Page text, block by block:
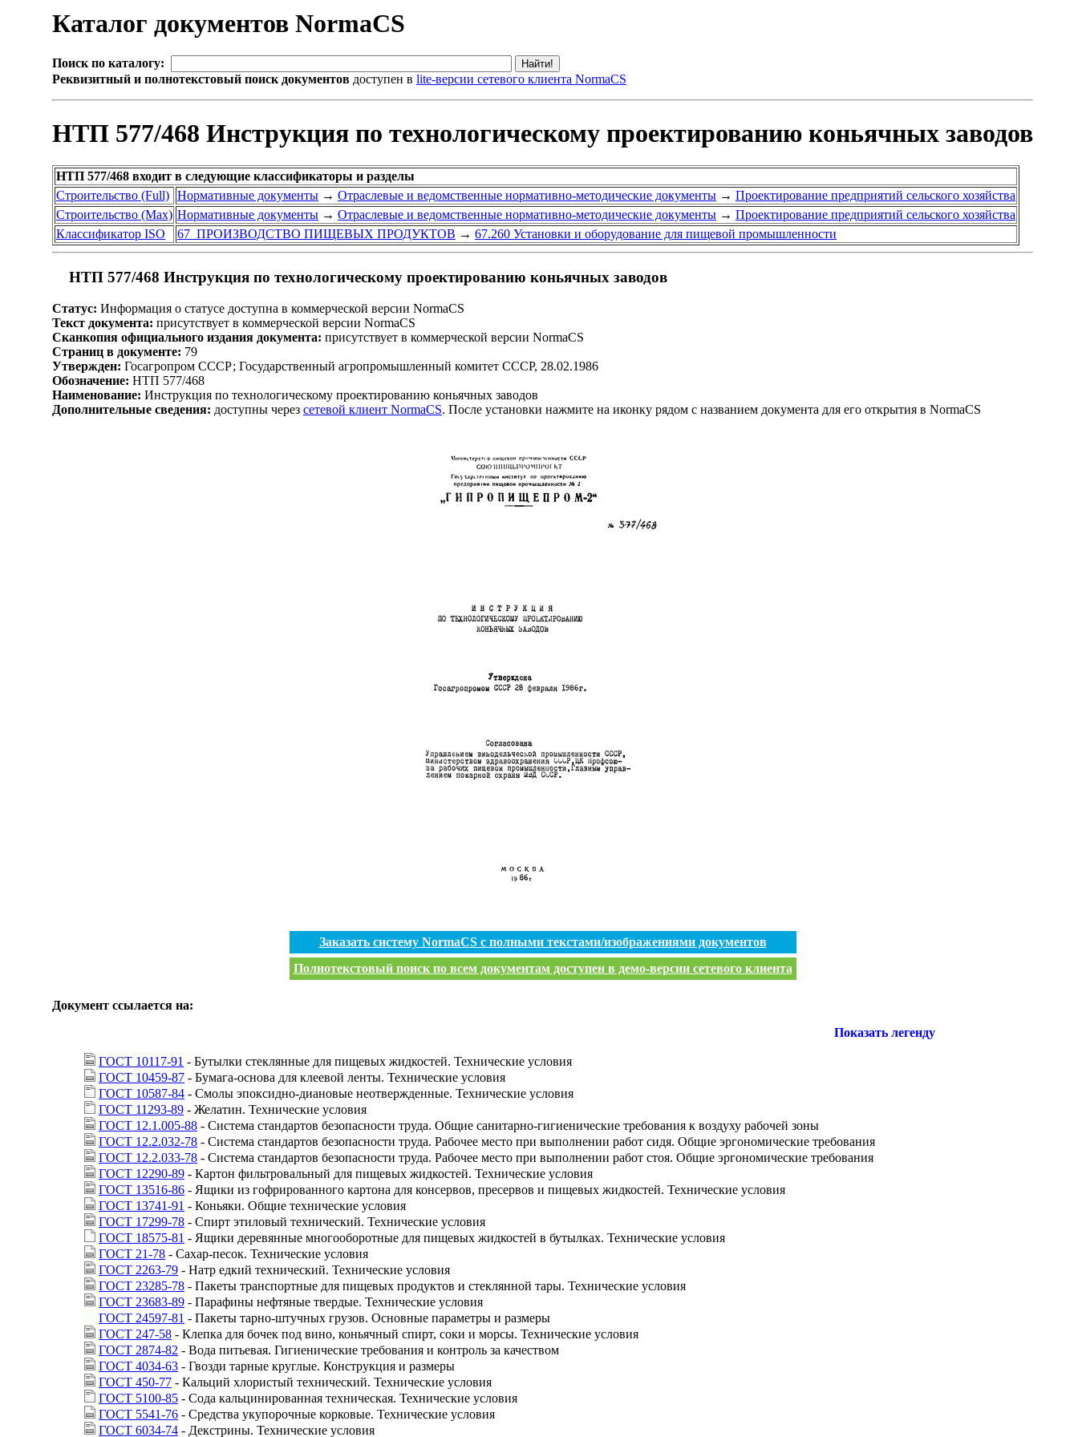
Каталог документов NormaCS
Поиск по каталогу:
Реквизитный и полнотекстовый поиск документов доступен в lite-версии сетевого клиента NormaCS
НТП 577/468 Инструкция по технологическому проектированию коньячных заводов
НТП 577/468 входит в следующие классификаторы и разделы
Строительство (Full) Нормативные документы → Отраслевые и ведомственные нормативно-методические документы → Проектирование предприятий сельского хозяйства
Строительство (Max) Нормативные документы → Отраслевые и ведомственные нормативно-методические документы → Проектирование предприятий сельского хозяйства
Классификатор ISO
67 ПРОИЗВОДСТВО ПИЩЕВЫХ ПРОДУКТОВ → 67.260 Установки и оборудование для пищевой промышленности
НТП 577/468 Инструкция по технологическому проектированию коньячных заводов
Статус: Информация о статусе доступна в коммерческой версии NormaCS
Текст документа: присутствует в коммерческой версии NormaCS
Сканкопия официального издания документа: присутствует в коммерческой версии NormaCS
Страниц в документе: 79
Утвержден: Госагропром СССР; Государственный агропромышленный комитет СССР, 28.02.1986
Обозначение: НТП 577/468
Наименование: Инструкция по технологическому проектированию коньячных заводов
Дополнительные сведения: доступны через сетевой клиент NormaCS. После установки нажмите на иконку рядом с названием документа для его открытия в NormaCS
Заказать систему NormaCS с полными текстами/изображениями документов
Полнотекстовый поиск по всем документам доступен в демо-версии сетевого клиента
Документ ссылается на:
Показать легенду
ГОСТ 10117-91 - Бутылки стеклянные для пищевых жидкостей. Технические условия
ГОСТ 10459-87 - Бумага-основа для клеевой ленты. Технические условия
ГОСТ 10587-84 - Смолы эпоксидно-диановые неотвержденные. Технические условия
ГОСТ 11293-89 - Желатин. Технические условия
ГОСТ 12.1.005-88 - Система стандартов безопасности труда. Общие санитарно-гигиенические требования к воздуху рабочей зоны
ГОСТ 12.2.032-78 - Система стандартов безопасности труда. Рабочее место при выполнении работ сидя. Общие эргономические требования
ГОСТ 12.2.033-78 - Система стандартов безопасности труда. Рабочее место при выполнении работ стоя. Общие эргономические требования
ГОСТ 12290-89 - Картон фильтровальный для пищевых жидкостей. Технические условия
ГОСТ 13516-86 - Ящики из гофрированного картона для консервов, пресервов и пищевых жидкостей. Технические условия
ГОСТ 13741-91 - Коньяки. Общие технические условия
ГОСТ 17299-78 - Спирт этиловый технический. Технические условия
ГОСТ 18575-81 - Ящики деревянные многооборотные для пищевых жидкостей в бутылках. Технические условия
ГОСТ 21-78 - Сахар-песок. Технические условия
ГОСТ 2263-79 - Натр едкий технический. Технические условия
ГОСТ 23285-78 - Пакеты транспортные для пищевых продуктов и стеклянной тары. Технические условия
ГОСТ 23683-89 - Парафины нефтяные твердые. Технические условия
ГОСТ 24597-81 - Пакеты тарно-штучных грузов. Основные параметры и размеры
ГОСТ 247-58 - Клепка для бочек под вино, коньячный спирт, соки и морсы. Технические условия
ГОСТ 2874-82 - Вода питьевая. Гигиенические требования и контроль за качеством
ГОСТ 4034-63 - Гвозди тарные круглые. Конструкция и размеры
ГОСТ 450-77 - Кальций хлористый технический. Технические условия
ГОСТ 5100-85 - Сода кальцинированная техническая. Технические условия
ГОСТ 5541-76 - Средства укупорочные корковые. Технические условия
ГОСТ 6034-74 - Декстрины. Технические условия